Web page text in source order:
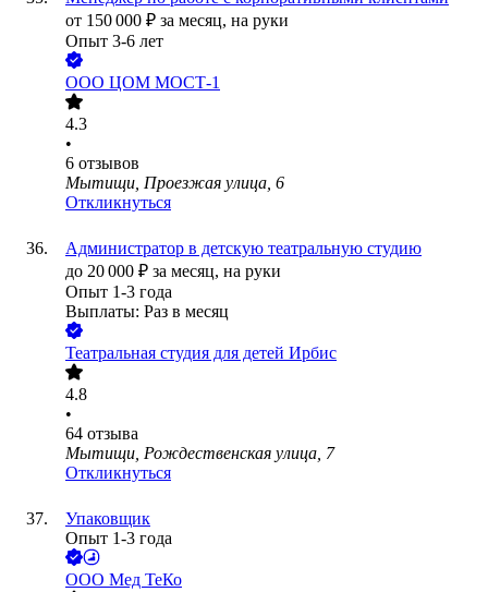
от 150 000 ₽ за месяц, на руки
Опыт 3-6 лет
ООО ЦОМ МОСТ-1
4.3
•
6 отзывов
Мытищи, Проезжая улица, 6
Откликнуться
Администратор в детскую театральную студию
до 20 000 ₽ за месяц, на руки
Опыт 1-3 года
Выплаты: Раз в месяц
Театральная студия для детей Ирбис
4.8
•
64 отзыва
Мытищи, Рождественская улица, 7
Откликнуться
Упаковщик
Опыт 1-3 года
ООО Мед ТеКо